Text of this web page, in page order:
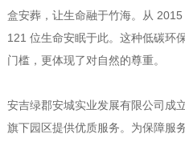
盒安葬，让生命融于竹海。从
121 位生命安眠于此。这种低碳环
门槛，更体现了对自然的尊重。
安吉绿郡安城实业发展有限公司成
旗下园区提供优质服务。为保障服